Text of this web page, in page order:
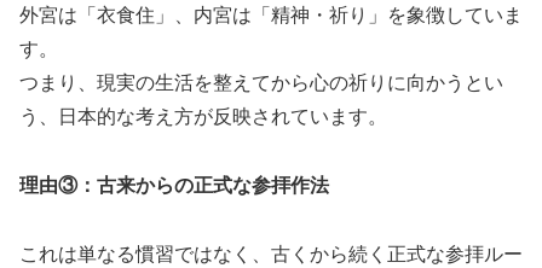
外宮は「衣食住」、内宮は「精神・祈り」を象徴していま
す。
つまり、現実の生活を整えてから心の祈りに向かうとい
う、日本的な考え方が反映されています。
理由③：古来からの正式な参拝作法
これは単なる慣習ではなく、古くから続く正式な参拝ルー